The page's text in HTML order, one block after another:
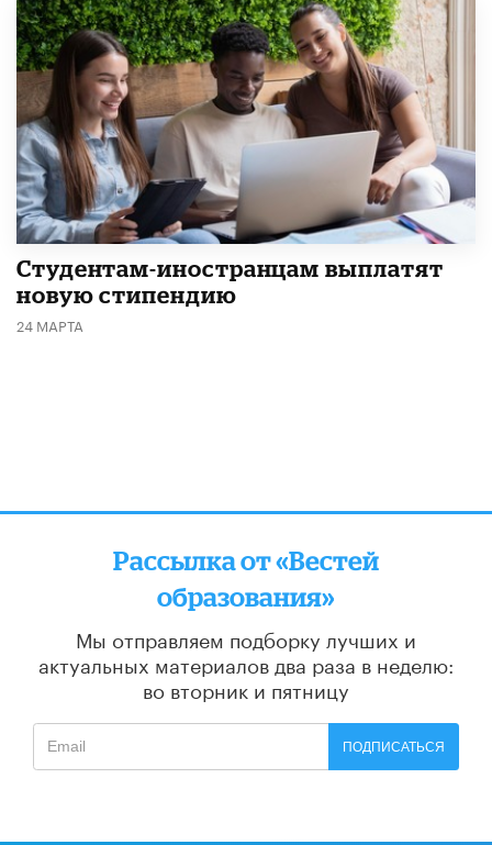
Студентам-иностранцам выплатят
новую стипендию
24 МАРТА
Рассылка от «Вестей
образования»
Мы отправляем подборку лучших и
актуальных материалов два раза в неделю:
во вторник и пятницу
ПОДПИСАТЬСЯ